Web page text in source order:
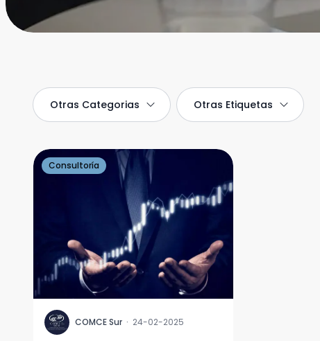
Otras Categorias Otras Etiquetas
Consultoría
C COMCE Sur · 24-02-2025